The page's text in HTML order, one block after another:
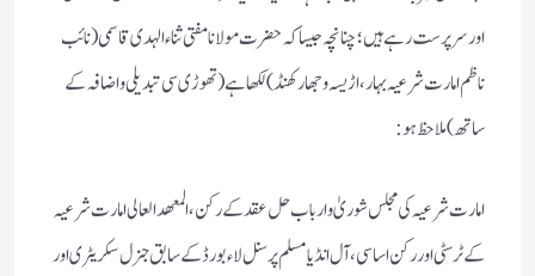
اور سرپرست رہے ہیں ؛ چنانچہ جیسا كہ حضرت مولانا مفتی ثناء الہدی قاسمی (نائب
ناظم امارت شرعیہ بہار ، اڑیسہ وجھار كھنڈ) لكھا ہے ( تھوڑی سی تبدیلی واضافہ كے
ساتھ )ملاحظ ہو:
امارت شرعیہ کی مجلس شوریٰ وارباب حل عقد کے رکن، المعھدالعالی امارت شرعیہ
کے ٹرسٹی اور رکن اساسی، آل انڈیا مسلم پرسنل لاء بورڈ کے سابق جنرل سکریٹری اور